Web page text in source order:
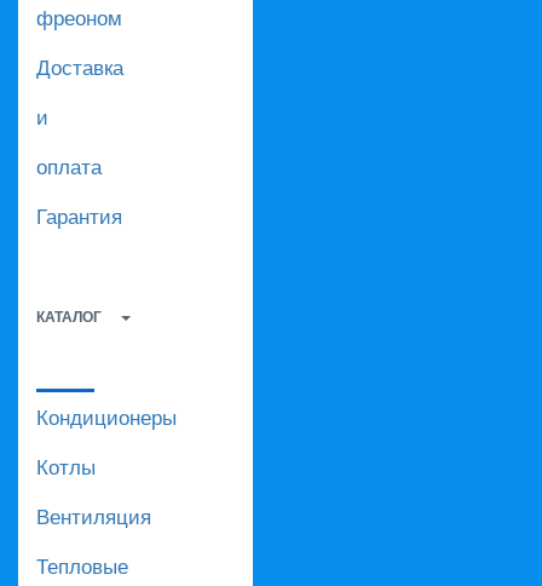
фреоном
Доставка
и
оплата
Гарантия
КАТАЛОГ
Кондиционеры
Котлы
Вентиляция
Тепловые